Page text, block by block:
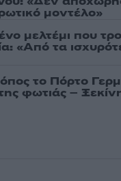
μοντέλο»
μελτέμι που
«Από τα
το Πόρτο
φωτιάς –